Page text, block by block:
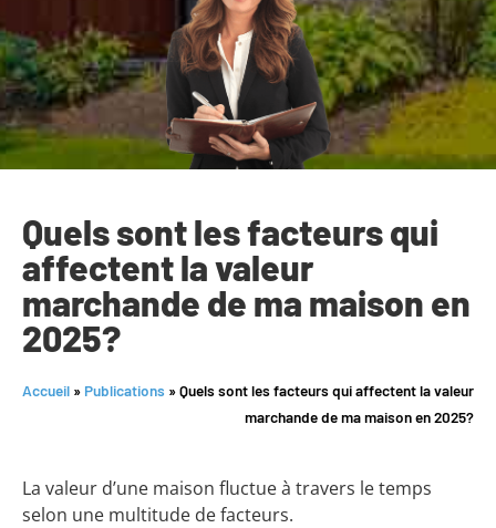
Quels sont les facteurs qui
affectent la valeur
marchande de ma maison en
2025?
Accueil » Publications »Quels sont les facteurs qui affectent la valeur
marchande de ma maison en 2025?
La valeur d’une maison fluctue à travers le temps
selon une multitude de facteurs.